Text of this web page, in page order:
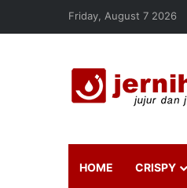
Friday, August 7 2026
HOME CRISPY